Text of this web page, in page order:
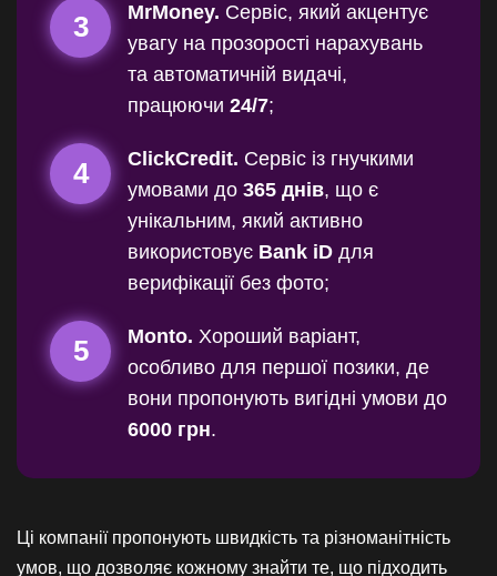
3 MrMoney. Сервіс, який акцентує
увагу на прозорості нарахувань
та автоматичній видачі,
працюючи 24/7;
4 ClickCredit. Сервіс із гнучкими
умовами до 365 днів, що є
унікальним, який активно
використовує Bank iD для
верифікації без фото;
5 Monto. Хороший варіант,
особливо для першої позики, де
вони пропонують вигідні умови до
6000 грн.
Ці компанії пропонують швидкість та різноманітність
умов, що дозволяє кожному знайти те, що підходить